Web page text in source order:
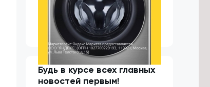
Будь в курсе всех главных
новостей первым!